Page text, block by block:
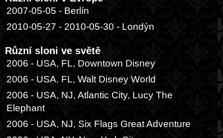
2007-05-05 - Berlín
2010-05-27 - 2010-05-30 - Londýn
Různí sloni ve světě
2006 - USA, FL, Downtown Disney
2006 - USA, FL, Walt Disney World
2006 - USA, NJ, Atlantic City, Lucy The
Elephant
2006 - USA, NJ, Six Flags Great Adventure